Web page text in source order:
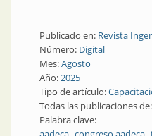
Publicado en: Revista
Número: Digital
Mes:Agosto
Año:2025
Tipo de artículo:
Todas las publicaciones de:
Palabra clave: